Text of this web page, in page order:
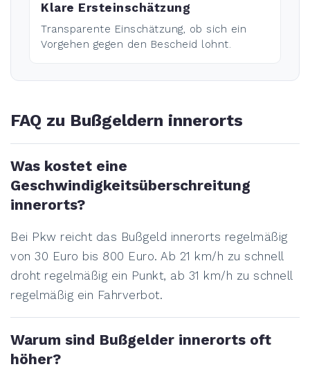
Klare Ersteinschätzung
Transparente Einschätzung, ob sich ein
Vorgehen gegen den Bescheid lohnt.
FAQ zu Bußgeldern innerorts
Was kostet eine
Geschwindigkeitsüberschreitung
innerorts?
Bei Pkw reicht das Bußgeld innerorts regelmäßig
von 30 Euro bis 800 Euro. Ab 21 km/h zu schnell
droht regelmäßig ein Punkt, ab 31 km/h zu schnell
regelmäßig ein Fahrverbot.
Warum sind Bußgelder innerorts oft
höher?